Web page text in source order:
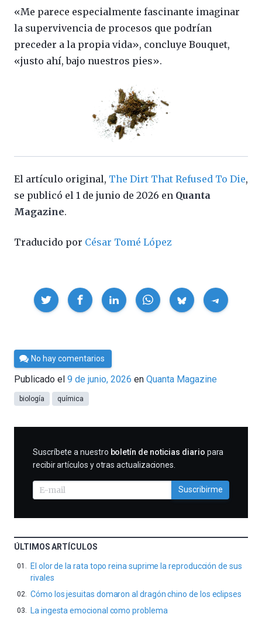
«Me parece especialmente fascinante imaginar
la supervivencia de procesos que podrían
preceder a la propia vida», concluye Bouquet,
«justo ahí, bajo nuestros pies».
El artículo original, The Dirt That Refused To Die,
se publicó el 1 de junio de 2026 en Quanta
Magazine.
Traducido por César Tomé López
Compartir
Por
César
Tomé
No hay comentarios
Publicado el 9 de junio, 2026 en Quanta Magazine
biología química
SUSCRIBIRME
Suscríbete a nuestro boletín de noticias diario para
recibir artículos y otras actualizaciones.
Suscribirme
ÚLTIMOS ARTÍCULOS
El olor de la rata topo reina suprime la reproducción de sus
rivales
Cómo los jesuitas domaron al dragón chino de los eclipses
La ingesta emocional como problema